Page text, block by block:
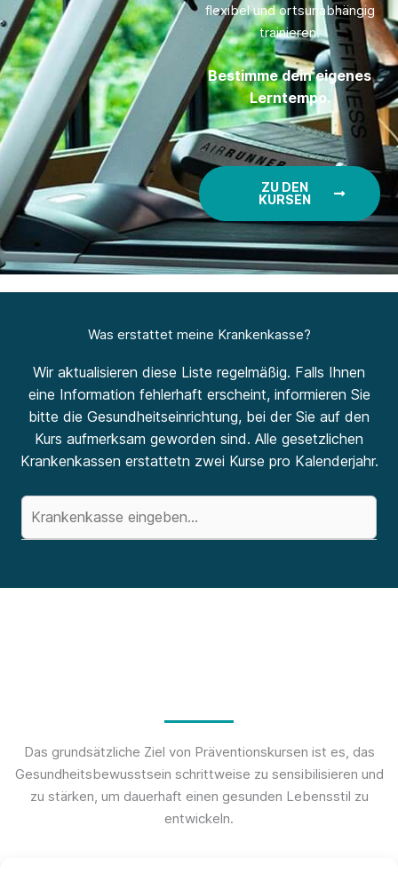
flexibel und ortsunabhängig
trainieren.
Bestimme dein eigenes
Lerntempo.
ZU DEN
KURSEN
Was erstattet meine Krankenkasse?
Wir aktualisieren diese Liste regelmäßig. Falls Ihnen
eine Information fehlerhaft erscheint, informieren Sie
bitte die Gesundheitseinrichtung, bei der Sie auf den
Kurs aufmerksam geworden sind. Alle gesetzlichen
Krankenkassen erstattetn zwei Kurse pro Kalenderjahr.
Das grundsätzliche Ziel von Präventionskursen ist es, das
Gesundheitsbewusstsein schrittweise zu sensibilisieren und
zu stärken, um dauerhaft einen gesunden Lebensstil zu
entwickeln.